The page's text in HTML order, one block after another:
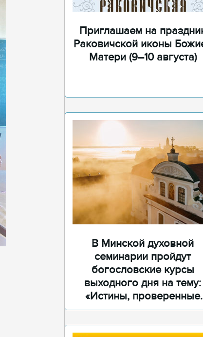
Приглашаем на
Раковичской иконы
Матери (9–10 августа)
В Минской духовной
семинарии пройдут
богословские курсы
выходного дня на тему:
«Истины, проверенные
временем»